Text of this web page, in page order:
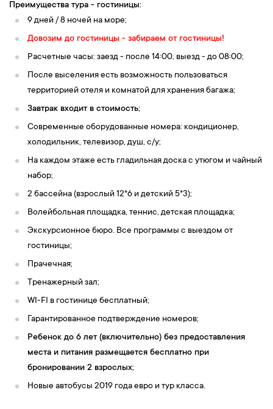
Преимущества тура - гостиницы:
9 дней / 8 ночей на море;
Довозим до гостиницы - забираем от гостиницы!
Расчетные часы: заезд - после 14:00, выезд - до 08:00;
После выселения есть возможность пользоваться
территорией отеля и комнатой для хранения багажа;
Завтрак входит в стоимость;
Современные оборудованные номера: кондиционер,
холодильник, телевизор, душ, с/у;
На каждом этаже есть гладильная доска с утюгом и чайный
набор;
2 бассейна (взрослый 12*6 и детский 5*3);
Волейбольная площадка, теннис, детская площадка;
Экскурсионное бюро. Все программы с выездом от
гостиницы;
Прачечная;
Тренажерный зал;
WI-FI в гостинице бесплатный;
Гарантированное подтверждение номеров;
Ребенок до 6 лет (включительно) без предоставления
места и питания размещается бесплатно при
бронировании 2 взрослых;
Новые автобусы 2019 года евро и тур класса.